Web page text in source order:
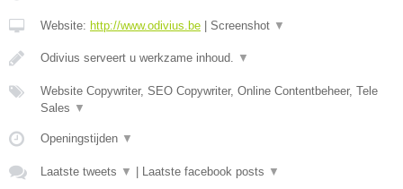
Website: http://www.odivius.be | Screenshot ▼
Odivius serveert u werkzame inhoud. ▼
Website Copywriter, SEO Copywriter, Online Contentbeheer, Tele
Sales ▼
Openingstijden ▼
Laatste tweets ▼ | Laatste facebook posts ▼